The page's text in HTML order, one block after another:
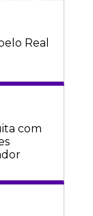
Real
com